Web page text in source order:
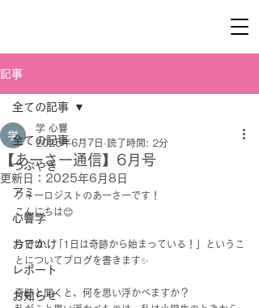
記事
全ての記事
つぶやき
アミ
心響学
おでかけ
レポート
お知らせ
全ての記事
【あーさー通信】6月号
学 心響
2025年6月7日 読了時間: 2分
更新日： 2025年6月8日
フィーロジストのあーさーです！
こんにちは😊
今日は、「1日は奇跡から始まっている！」というこ
とについてブログを書きます✨
奇跡と聞くと、何を思い浮かべますか？